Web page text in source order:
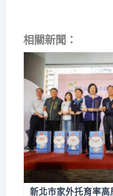
相關新聞：
新北市家外托育率